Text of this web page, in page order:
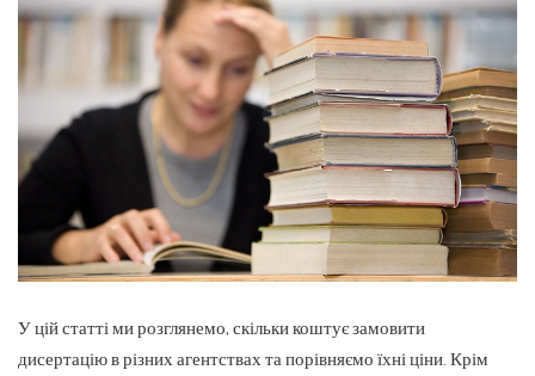
У цій статті ми розглянемо, скільки коштує замовити
дисертацію в різних агентствах та порівняємо їхні ціни. Крім